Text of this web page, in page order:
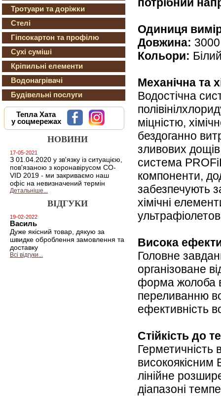
Тротуари та доріжки
Стелі
Гіпсокартон та профілю
Сухі суміші
Кріпильні елементи
Водонагрівачі
Будівельні послуги
Тепла Хата
у соцмережах
НОВИНИ
17-05-2021
З 01.04.2020 у зв'язку із ситуацією,
пов'язаною з коронавірусом CO-
VID 2019 - ми закриваємо наш
офіс на невизначений термін
Детальніше...
ВІДГУКИ
19-02-2022
Василь
Дуже якісний товар, дякую за
швидке оброблення замовлення та
доставку
Всі відгуки...
Одиниця
Довжина:
Кольори:
Механічна та
Водостічна
міцністю,
бездоганно
зливових
система
компоненти,
забезпечують
хімічні
Висока
Головне
організоване
форма жолоба
переливанню
ефективність
Стійкість до
Герметичність
лінійне
діапазоні